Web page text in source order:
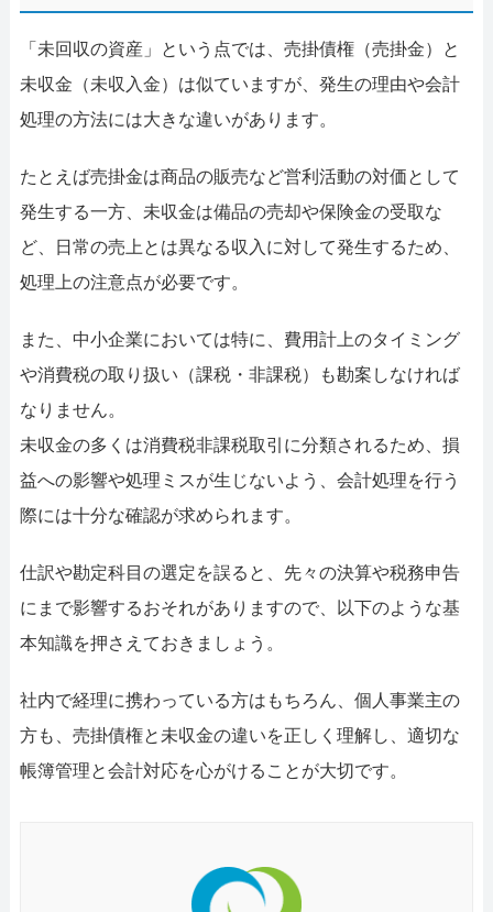
「未回収の資産」という点では、売掛債権（売掛金）と
未収金（未収入金）は似ていますが、発生の理由や会計
処理の方法には大きな違いがあります。
たとえば売掛金は商品の販売など営利活動の対価として
発生する一方、未収金は備品の売却や保険金の受取な
ど、日常の売上とは異なる収入に対して発生するため、
処理上の注意点が必要です。
また、中小企業においては特に、費用計上のタイミング
や消費税の取り扱い（課税・非課税）も勘案しなければ
なりません。
未収金の多くは消費税非課税取引に分類されるため、損
益への影響や処理ミスが生じないよう、会計処理を行う
際には十分な確認が求められます。
仕訳や勘定科目の選定を誤ると、先々の決算や税務申告
にまで影響するおそれがありますので、以下のような基
本知識を押さえておきましょう。
社内で経理に携わっている方はもちろん、個人事業主の
方も、売掛債権と未収金の違いを正しく理解し、適切な
帳簿管理と会計対応を心がけることが大切です。